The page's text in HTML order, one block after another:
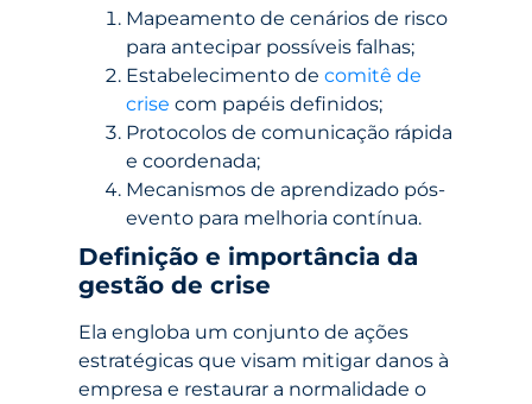
Mapeamento de cenários de risco
para antecipar possíveis falhas;
Estabelecimento de comitê de
crise com papéis definidos;
Protocolos de comunicação rápida
e coordenada;
Mecanismos de aprendizado pós-
evento para melhoria contínua.
Definição e importância da
gestão de crise
Ela engloba um conjunto de ações
estratégicas que visam mitigar danos à
empresa e restaurar a normalidade o